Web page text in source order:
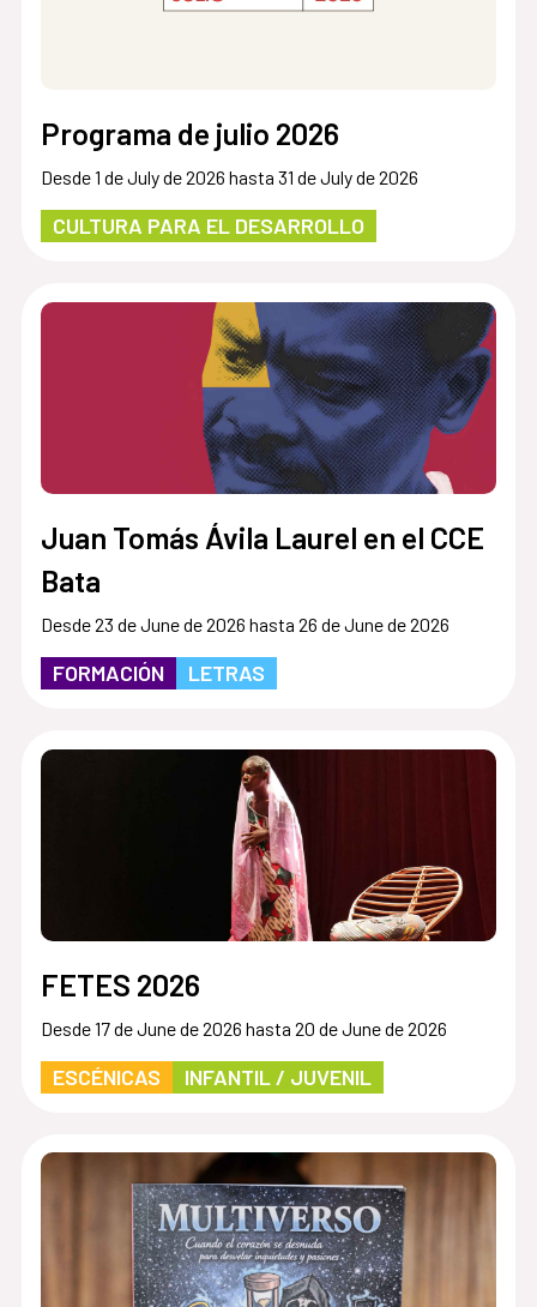
Programa de julio 2026
Desde 1 de July de 2026 hasta 31 de July de 2026
CULTURA PARA EL DESARROLLO
Juan Tomás Ávila Laurel en el CCE
Bata
Desde 23 de June de 2026 hasta 26 de June de 2026
FORMACIÓN LETRAS
FETES 2026
Desde 17 de June de 2026 hasta 20 de June de 2026
ESCÉNICAS INFANTIL / JUVENIL